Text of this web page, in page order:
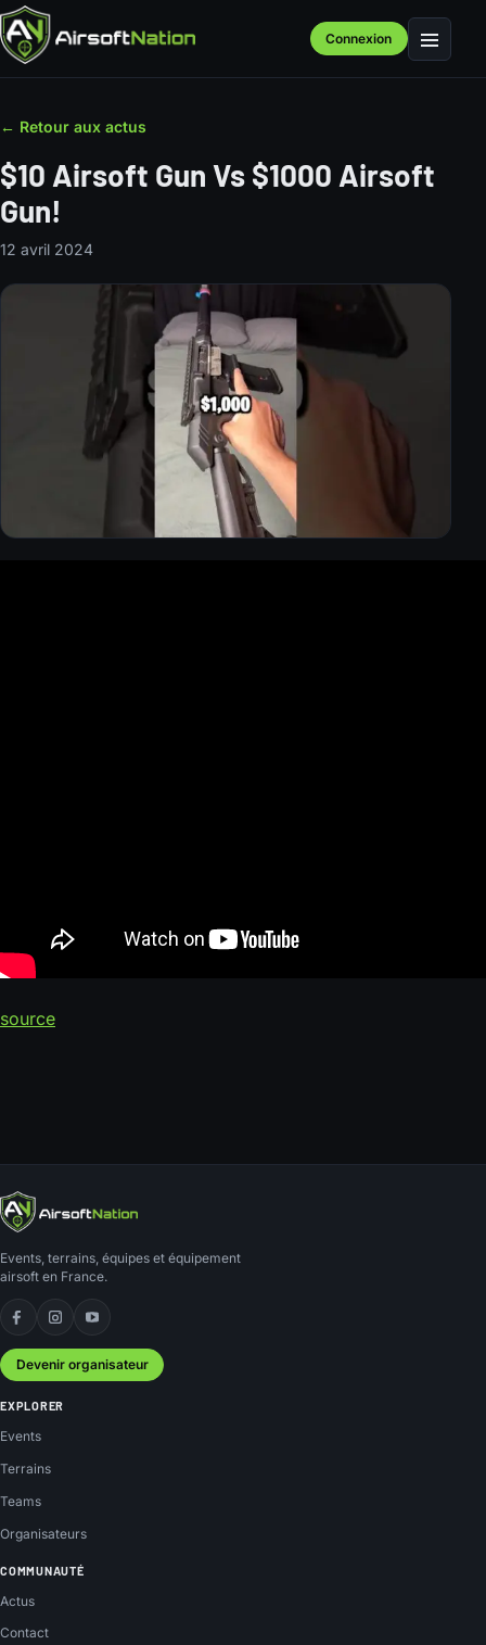
Connexion Menu
← Retour aux actus
$10 Airsoft Gun Vs $1000 Airsoft
Gun!
12 avril 2024
source
Events, terrains, équipes et équipement
airsoft en France.
Facebook
Instagram
YouTube
Devenir organisateur
EXPLORER
Events
Terrains
Teams
Organisateurs
COMMUNAUTÉ
Actus
Contact